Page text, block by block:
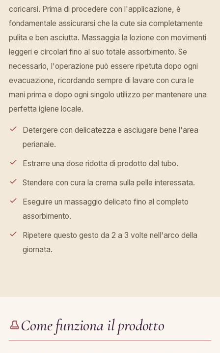
coricarsi. Prima di procedere con l'applicazione, è
fondamentale assicurarsi che la cute sia completamente
pulita e ben asciutta. Massaggia la lozione con movimenti
leggeri e circolari fino al suo totale assorbimento. Se
necessario, l'operazione può essere ripetuta dopo ogni
evacuazione, ricordando sempre di lavare con cura le
mani prima e dopo ogni singolo utilizzo per mantenere una
perfetta igiene locale.
Detergere con delicatezza e asciugare bene l'area
perianale.
Estrarre una dose ridotta di prodotto dal tubo.
Stendere con cura la crema sulla pelle interessata.
Eseguire un massaggio delicato fino al completo
assorbimento.
Ripetere questo gesto da 2 a 3 volte nell'arco della
giornata.
Come funziona il prodotto